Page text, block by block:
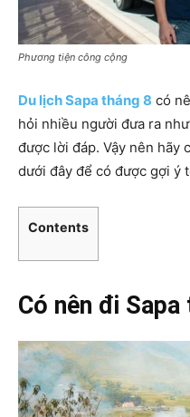
Phương tiện công cộng
Du lịch Sapa tháng 8 có
hỏi nhiều người đưa ra
được lời đáp. Vậy nên hãy
dưới đây để có được gợi ý
Contents
Có nên đi Sapa